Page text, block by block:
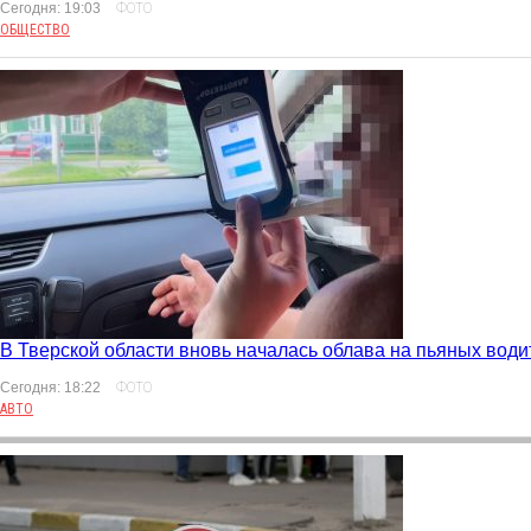
Сегодня: 19:03
ФОТО
ОБЩЕСТВО
В Тверской области вновь началась облава на пьяных
Сегодня: 18:22
ФОТО
АВТО